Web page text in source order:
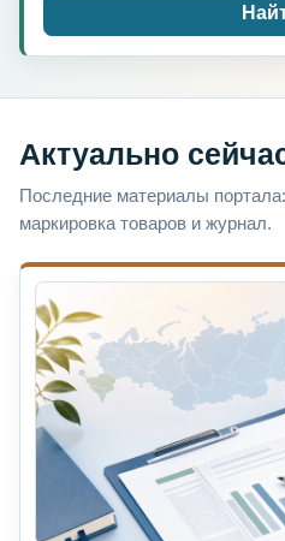
Актуально
Последние материалы
маркировка товаров и журнал.